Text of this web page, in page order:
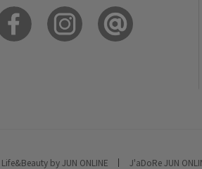
Life&Beauty by JUN ONLINE J'aDoRe JUN